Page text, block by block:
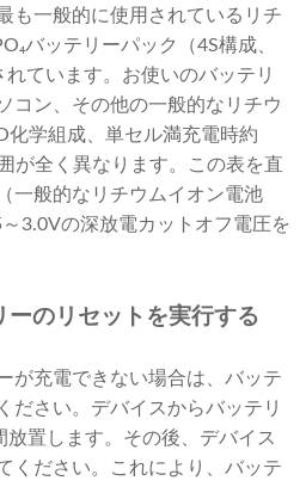
も一般的に使用されているリチ
バッテリーパック（4S構成、
ています。お使いのバッテリ
コン、その他の一般的なリチウ
化学組成、単セル満充電時約
が全く異なります。この表を直
一般的なリチウムイオン電池
3.0Vの深放電カットオフ電圧を
のリセットを実行する
が充電できない場合は、バッテ
ださい。デバイスからバッテリ
置します。その後、デバイス
ください。これにより、バッテ